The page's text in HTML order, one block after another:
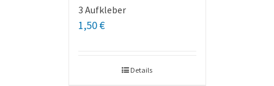
3 Aufkleber
1,50€
Details